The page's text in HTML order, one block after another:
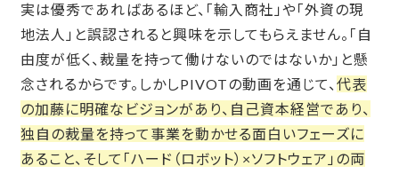
実は優秀であればあるほど、「輸入商社」や「外資の現
地法人」と誤認されると興味を示してもらえません。「自
由度が低く、裁量を持って働けないのではないか」と懸
念されるからです。しかしPIVOTの動画を通じて、 代表
の加藤に明確なビジョンがあり、自己資本経営であり、
独自の裁量を持って事業を動かせる面白いフェーズに
あること、そして「ハード（ロボット）×ソフトウェア」の両